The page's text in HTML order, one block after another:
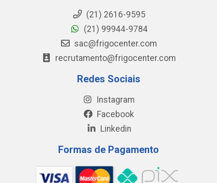
(21) 2616-9595
(21) 99944-9784
sac@frigocenter.com
recrutamento@frigocenter.com
Redes Sociais
Instagram
Facebook
Linkedin
Formas de Pagamento